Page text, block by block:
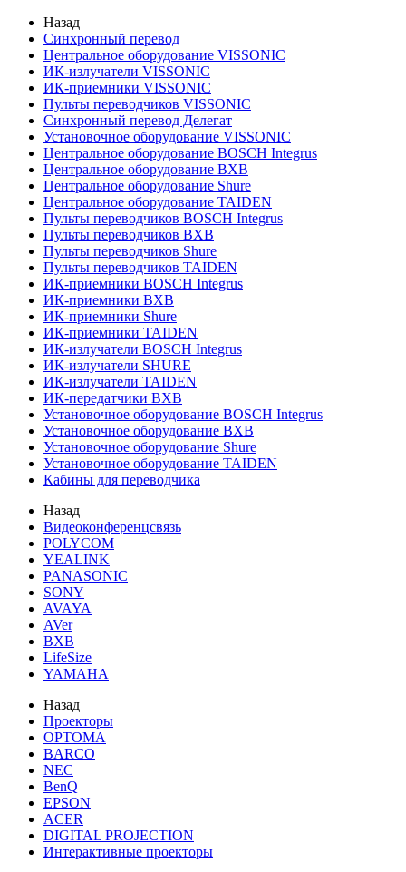
Назад
Синхронный перевод
Центральное оборудование VISSONIC
ИК-излучатели VISSONIC
ИК-приемники VISSONIC
Пульты переводчиков VISSONIC
Синхронный перевод Делегат
Установочное оборудование VISSONIC
Центральное оборудование BOSCH Integrus
Центральное оборудование BXB
Центральное оборудование Shure
Центральное оборудование TAIDEN
Пульты переводчиков BOSCH Integrus
Пульты переводчиков BXB
Пульты переводчиков Shure
Пульты переводчиков TAIDEN
ИК-приемники BOSCH Integrus
ИК-приемники BXB
ИК-приемники Shure
ИК-приемники TAIDEN
ИК-излучатели BOSCH Integrus
ИК-излучатели SHURE
ИК-излучатели TAIDEN
ИК-передатчики BXB
Установочное оборудование BOSCH Integrus
Установочное оборудование BXB
Установочное оборудование Shure
Установочное оборудование TAIDEN
Кабины для переводчика
Назад
Видеоконференцсвязь
POLYCOM
YEALINK
PANASONIC
SONY
AVAYA
AVer
BXB
LifeSize
YAMAHA
Назад
Проекторы
OPTOMA
BARCO
NEC
BenQ
EPSON
ACER
DIGITAL PROJECTION
Интерактивные проекторы